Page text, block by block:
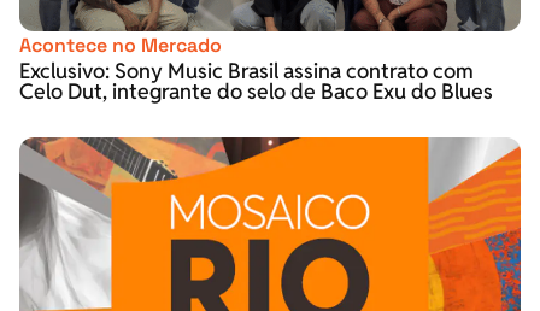
Acontece no Mercado
Exclusivo: Sony Music Brasil assina contrato com
Celo Dut, integrante do selo de Baco Exu do Blues